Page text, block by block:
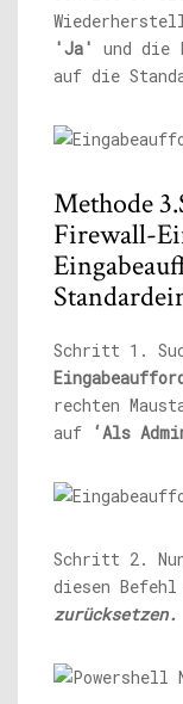
'Ja' und die
auf die
Methode
Firewall-
Schritt 1.
rechten
auf ‘Als
Schritt 2.
diesen
zurücksetzen.